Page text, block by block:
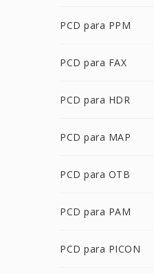
PCD para PPM
PCD para FAX
PCD para HDR
PCD para MAP
PCD para OTB
PCD para PAM
PCD para PICON